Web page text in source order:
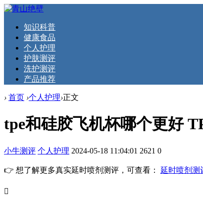
知识科普
健康食品
个人护理
护肤测评
洗护测评
产品推荐
› 首页 ›个人护理›正文
tpe和硅胶飞机杯哪个更好
小牛测评 个人护理 2024-05-18 11:04:01 2621 0
👉 想了解更多真实延时喷剂测评，可查看： 延时喷剂测
󦘖